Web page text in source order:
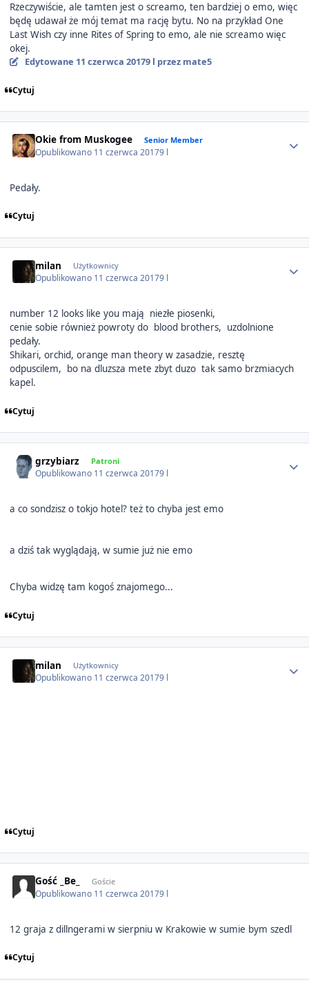
Rzeczywiście, ale tamten jest o screamo, ten bardziej o emo, więc
będę udawał że mój temat ma rację bytu. No na przykład One
Last Wish czy inne Rites of Spring to emo, ale nie screamo więc
okej.
Edytowane 11 czerwca 20179 l przez mate5
Cytuj
Okie from Muskogee Senior Member
Opublikowano 11 czerwca 20179 l
Pedały.
Cytuj
milan Użytkownicy
Opublikowano 11 czerwca 20179 l
number 12 looks like you mają niezłe piosenki,
cenie sobie również powroty do blood brothers, uzdolnione
pedały.
Shikari, orchid, orange man theory w zasadzie, resztę
odpuscilem, bo na dluzsza mete zbyt duzo tak samo brzmiacych
kapel.
Cytuj
grzybiarz Patroni
Opublikowano 11 czerwca 20179 l
a co sondzisz o tokjo hotel? też to chyba jest emo
a dziś tak wyglądają, w sumie już nie emo
Chyba widzę tam kogoś znajomego...
Cytuj
milan Użytkownicy
Opublikowano 11 czerwca 20179 l
Cytuj
Gość _Be_ Goście
Opublikowano 11 czerwca 20179 l
12 graja z dillngerami w sierpniu w Krakowie w sumie bym szedl
Cytuj